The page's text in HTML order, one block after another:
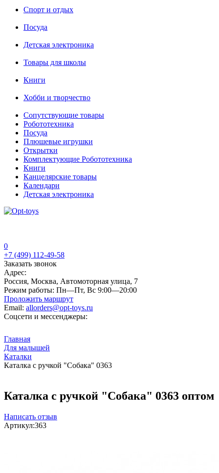
Спорт и отдых
Посуда
Детская электроника
Товары для школы
Книги
Хобби и творчество
Сопутствующие товары
Робототехника
Посуда
Плюшевые игрушки
Открытки
Комплектующие Робототехника
Книги
Канцелярские товары
Календари
Детская электроника
0
+7 (499) 112-49-58
Заказать звонок
Адрес:
Россия, Москва, Автомоторная улица, 7
Режим работы: Пн—Пт, Вс 9:00—20:00
Проложить маршрут
Email: allorders@opt-toys.ru
Соцсети и мессенджеры:
Главная
Для малышей
Каталки
Каталка с ручкой "Собака" 0363
Каталка с ручкой "Собака" 0363 оптом
Написать отзыв
Артикул:363